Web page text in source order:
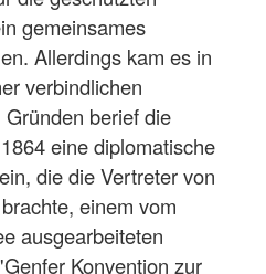
gemeinsames
Allerdings kam es in
verbindlichen
berief die
eine diplomatische
die die Vertreter von
einem vom
ausgearbeiteten
Konvention zur